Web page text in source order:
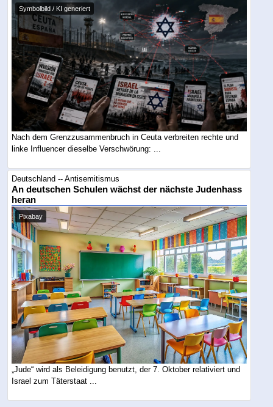
Symbolbild / KI generiert
Nach dem Grenzzusammenbruch in Ceuta verbreiten rechte und
linke Influencer dieselbe Verschwörung: ...
Deutschland -- Antisemitismus
An deutschen Schulen wächst der nächste Judenhass
heran
Pixabay
„Jude“ wird als Beleidigung benutzt, der 7. Oktober relativiert und
Israel zum Täterstaat ...